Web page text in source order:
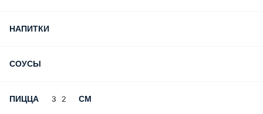
НАПИТКИ
СОУСЫ
ПИЦЦА 32 СМ